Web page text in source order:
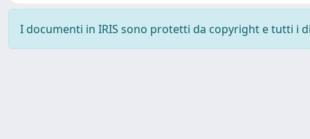
I documenti in IRIS sono protetti da copyright e tutti i